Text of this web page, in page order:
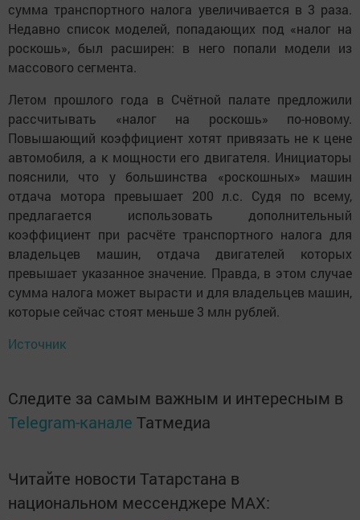
сумма транспортного налога увеличивается в 3 раза.
Недавно список моделей, попадающих под «налог на
роскошь», был расширен: в него попали модели из
массового сегмента.
Летом прошлого года в Счётной палате предложили
рассчитывать «налог на роскошь» по-новому.
Повышающий коэффициент хотят привязать не к цене
автомобиля, а к мощности его двигателя. Инициаторы
пояснили, что у большинства «роскошных» машин
отдача мотора превышает 200 л.с. Судя по всему,
предлагается использовать дополнительный
коэффициент при расчёте транспортного налога для
владельцев машин, отдача двигателей которых
превышает указанное значение. Правда, в этом случае
сумма налога может вырасти и для владельцев машин,
которые сейчас стоят меньше 3 млн рублей.
Источник
Следите за самым важным и интересным в
Telegram-канале Татмедиа
Читайте новости Татарстана в
национальном мессенджере MАХ: